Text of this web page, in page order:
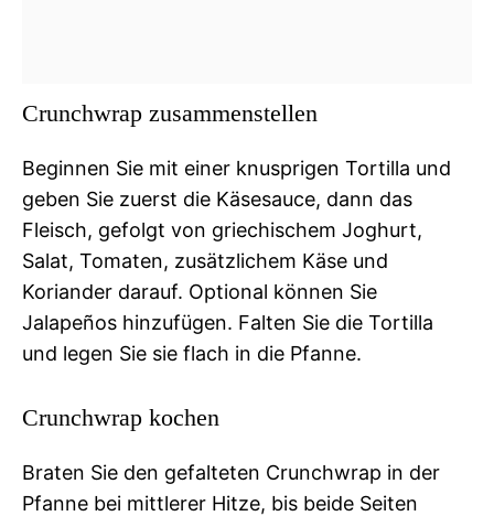
Crunchwrap zusammenstellen
Beginnen Sie mit einer knusprigen Tortilla und
geben Sie zuerst die Käsesauce, dann das
Fleisch, gefolgt von griechischem Joghurt,
Salat, Tomaten, zusätzlichem Käse und
Koriander darauf. Optional können Sie
Jalapeños hinzufügen. Falten Sie die Tortilla
und legen Sie sie flach in die Pfanne.
Crunchwrap kochen
Braten Sie den gefalteten Crunchwrap in der
Pfanne bei mittlerer Hitze, bis beide Seiten